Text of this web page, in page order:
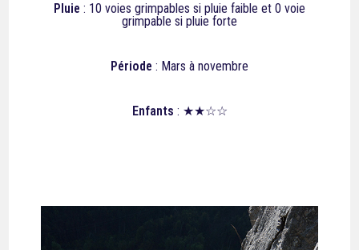
Pluie : 10 voies grimpables si pluie faible et 0 voie
grimpable si pluie forte
Période : Mars à novembre
Enfants : ★★☆☆